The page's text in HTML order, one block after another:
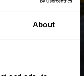
About